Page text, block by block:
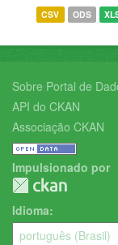
CSV ODS
Sobre Portal de
API do CKAN
Associação CKAN
Impulsionado por
Idioma